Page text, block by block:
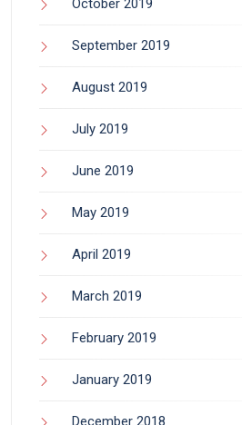
October 2019
September 2019
August 2019
July 2019
June 2019
May 2019
April 2019
March 2019
February 2019
January 2019
December 2018